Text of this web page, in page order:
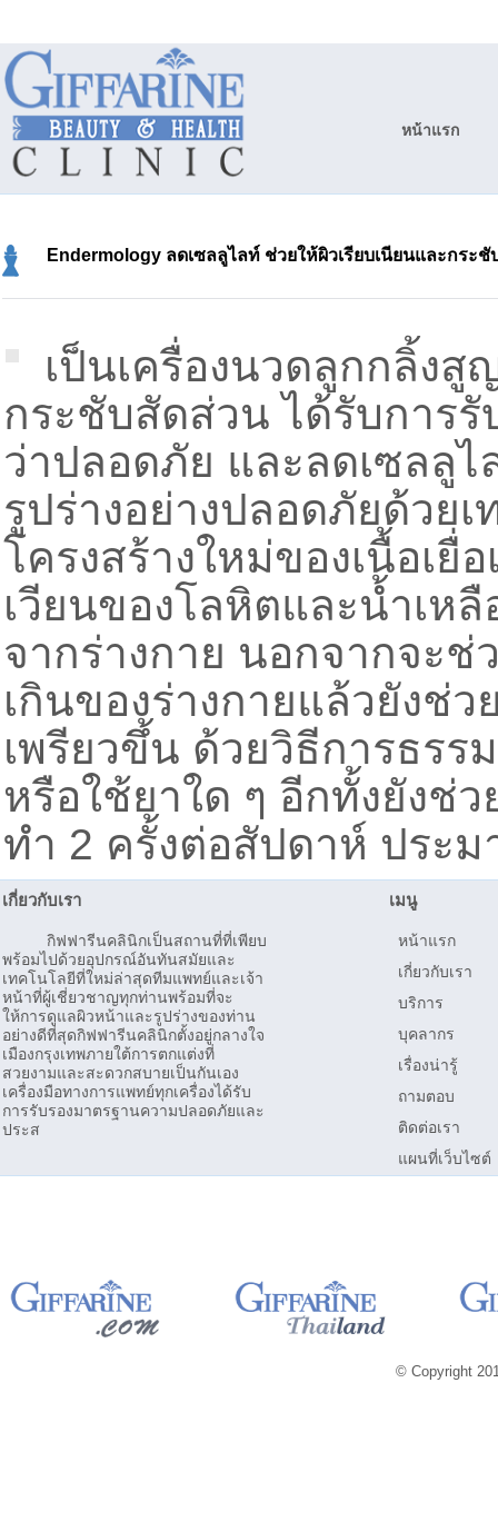
หน้าแรก
Endermology ลดเซลลูไลท์ ช่วยให้ผิวเรียบเนียนและกระชั
เป็นเครื่องนวดลูกกลิ้ง
กระชับสัดส่วน ได้รับการรั
ว่าปลอดภัย และลดเซลลู
รูปร่างอย่างปลอดภัยด้วย
โครงสร้างใหม่ของเนื้อเ
เวียนของโลหิตและน้ำเห
จากร่างกาย นอกจากจะ
เกินของร่างกายแล้วยังช่ว
เพรียวขึ้น ด้วยวิธีการธร
หรือใช้ยาใด ๆ อีกทั้งยังช่
ทำ 2 ครั้งต่อสัปดาห์ ประ
เกี่ยวกับเรา
กิฟฟารีนคลินิกเป็นสถานที่ที่เพียบ
พร้อมไปด้วยอุปกรณ์อันทันสมัยและ
เทคโนโลยีที่ใหม่ล่าสุดทีมแพทย์และเจ้า
หน้าที่ผู้เชี่ยวชาญทุกท่านพร้อมที่จะ
ให้การดูแลผิวหน้าและรูปร่างของท่าน
อย่างดีที่สุดกิฟฟารีนคลินิกตั้งอยู่กลางใจ
เมืองกรุงเทพภายใต้การตกแต่งที่
สวยงามและสะดวกสบายเป็นกันเอง
เครื่องมือทางการแพทย์ทุกเครื่องได้รับ
การรับรองมาตรฐานความปลอดภัยและ
ประส
เมนู
หน้าแรก
เกี่ยวกับเรา
บริการ
บุคลากร
เรื่องน่ารู้
ถามตอบ
ติดต่อเรา
แผนที่เว็บไซต์
© Copyright